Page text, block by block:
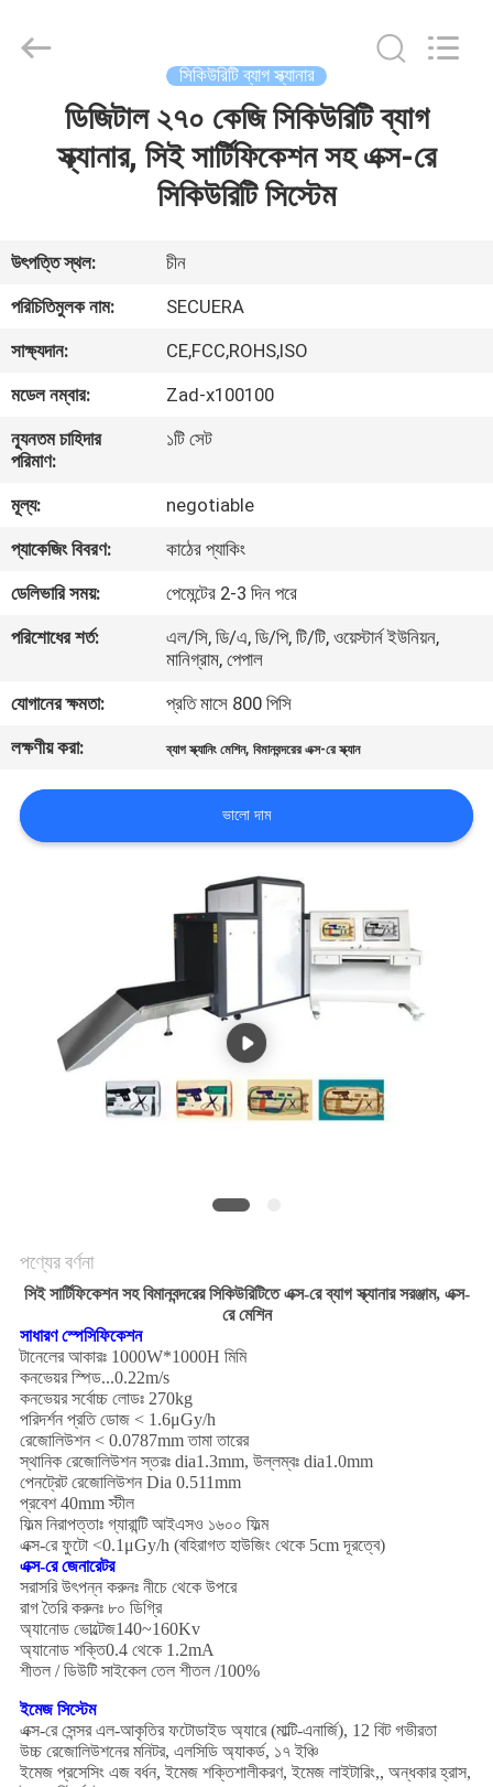
আমাদের
সম্পর্কে
কারখানা
ভ্রমণ
নিয়ন্ত্রণ
যোগাযোগ
করুন
উদ্ধৃতির
জন্য
সাইট
POLICY
Rights
সিকিউরিটি ব্যাগ স্ক্যানার
ডিজিটাল ২৭০ কেজি সিকিউরিটি ব্যাগ
স্ক্যানার, সিই সার্টিফিকেশন সহ এক্স-রে
সিকিউরিটি সিস্টেম
উৎপত্তি স্থল:
চীন
পরিচিতিমুলক নাম:
SECUERA
সাক্ষ্যদান:
CE,FCC,ROHS,ISO
মডেল নম্বার:
Zad-x100100
ন্যূনতম চাহিদার
পরিমাণ:
১টি সেট
মূল্য:
negotiable
প্যাকেজিং বিবরণ:
কাঠের প্যাকিং
ডেলিভারি সময়:
পেমেন্টের 2-3 দিন পরে
পরিশোধের শর্ত:
এল/সি, ডি/এ, ডি/পি, টি/টি, ওয়েস্টার্ন ইউনিয়ন,
মানিগ্রাম, পেপাল
যোগানের ক্ষমতা:
প্রতি মাসে 800 পিসি
লক্ষণীয় করা:
ব্যাগ স্ক্যানিং মেশিন,বিমানবন্দরের এক্স-রে স্ক্যান
ভালো দাম
পণ্যের বর্ণনা
সিই সার্টিফিকেশন সহ বিমানবন্দরের সিকিউরিটিতে এক্স-রে ব্যাগ স্ক্যানার সরঞ্জাম, এক্স-
রে মেশিন
সাধারণ স্পেসিফিকেশন
টানেলের আকারঃ 1000W*1000H মিমি
কনভেয়র স্পিড...0.22m/s
কনভেয়র সর্বোচ্চ লোডঃ 270kg
পরিদর্শন প্রতি ডোজ < 1.6μGy/h
রেজোলিউশন < 0.0787mm তামা তারের
স্থানিক রেজোলিউশন স্তরঃ dia1.3mm, উল্লম্বঃ dia1.0mm
পেনট্রেট রেজোলিউশন Dia 0.511mm
প্রবেশ 40mm স্টীল
ফিল্ম নিরাপত্তাঃ গ্যারান্টি আইএসও ১৬০০ ফিল্ম
এক্স-রে ফুটো <0.1μGy/h (বহিরাগত হাউজিং থেকে 5cm দূরত্বে)
এক্স-রে জেনারেটর
সরাসরি উৎপন্ন করুনঃ নীচে থেকে উপরে
রাগ তৈরি করুনঃ ৮০ ডিগ্রি
অ্যানোড ভোল্টেজ140~160Kv
অ্যানোড শক্তি0.4 থেকে 1.2mA
শীতল / ডিউটি সাইকেল তেল শীতল /100%
ইমেজ সিস্টেম
এক্স-রে সেন্সর এল-আকৃতির ফটোডাইড অ্যারে (মাল্টি-এনার্জি), 12 বিট গভীরতা
উচ্চ রেজোলিউশনের মনিটর, এলসিডি অ্যাকর্ড, ১৭ ইঞ্চি
ইমেজ প্রসেসিং এজ বর্ধন, ইমেজ শক্তিশালীকরণ, ইমেজ লাইটারিং,, অন্ধকার হ্রাস,